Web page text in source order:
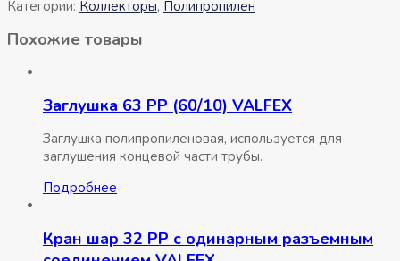
Категории: Коллекторы, Полипропилен
Похожие товары
Заглушка 63 РР (60/10) VALFEX
Заглушка полипропиленовая, используется для
заглушения концевой части трубы.
Подробнее
Кран шар 32 РР с одинарным разъемным